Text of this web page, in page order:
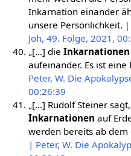
Inkarnation einander
unsere Persönlichkeit.
Joh, 49. Folge, 2021,
„[…] die Inkarnationen
aufeinander. Es ist
Peter, W. Die
00:26:39
„[…] Rudolf Steiner
Inkarnationen auf
werden bereits ab dem
| Peter, W. Die